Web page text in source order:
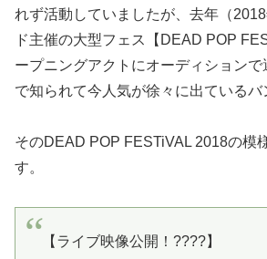
れず活動していましたが、去年（
ド主催の大型フェス【DEAD POP
ープニングアクトにオーディションで
で知られて今人気が徐々に出ているバ
そのDEAD POP FESTiVAL 2018の模
す。
【ライブ映像公開！????】